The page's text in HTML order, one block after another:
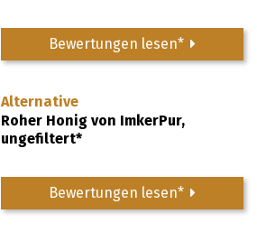
Bewertungen lesen*
Alternative
Roher Honig von ImkerPur,
ungefiltert*
Bewertungen lesen*